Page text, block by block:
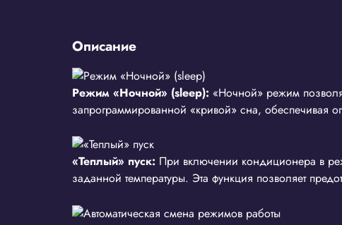
Описание
Режим «Ночной» (sleep): «Ночной» режим
запрограммированной «кривой» сна, обеспечивая
«Теплый» пуск: При включении кондиционера в
заданной температуры. Эта функция позволяет